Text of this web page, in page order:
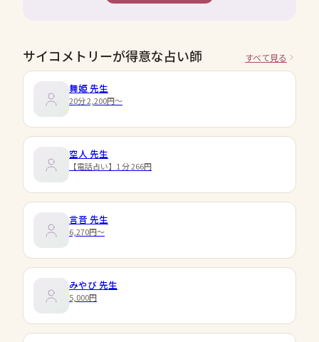
サイコメトリーが得意な占い師 すべて見る
舞姫先生
20分 2,200円〜
空人 先生
【電話占い】1 分 266円
言音 先生
6,270円〜
みやび先生
5,000円